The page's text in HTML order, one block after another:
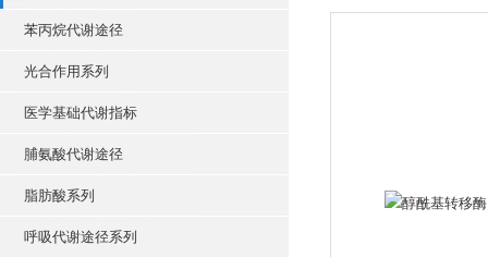
苯丙烷代谢途径
光合作用系列
医学基础代谢指标
脯氨酸代谢途径
脂肪酸系列
呼吸代谢途径系列